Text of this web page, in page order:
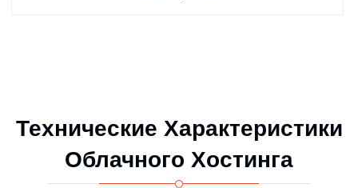
Технические Характеристики
Облачного Хостинга